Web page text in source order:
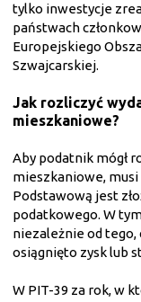
tylko inwestycje
państwach
Europejskiego
Szwajcarskiej.
Jak rozliczyć
mieszkaniowe?
Aby podatnik mógł
mieszkaniowe,
Podstawową jest
podatkowego. W
niezależnie od tego,
osiągnięto zysk lub
W PIT-39 za rok, w